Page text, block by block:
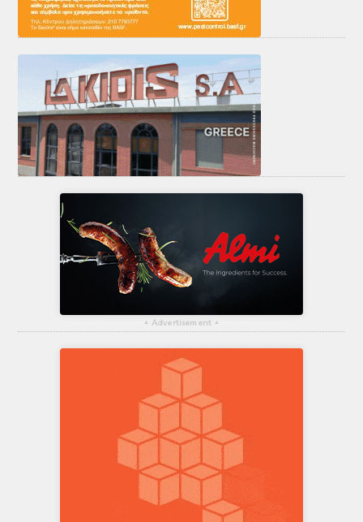
▴ Advertisement ▴